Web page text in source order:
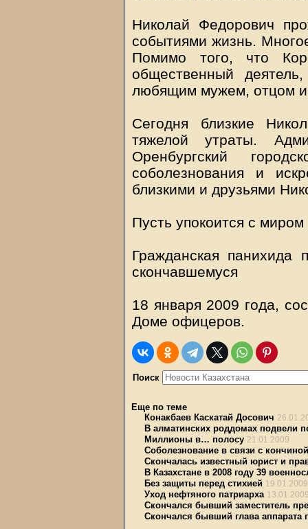
Николай Федорович
событиями жизнь.
Помимо того, что
общественный
любящим мужем, отцом
Сегодня близкие
тяжелой утраты.
Оренбургский
соболезнования и
близкими и друзьями
Пусть упокоится с
Гражданская панихида
скончавшемуся
18 января 2009 года,
Доме офицеров.
Поиск
Еще по теме
Конакбаев Каскатай Досович
В алматинских роддомах подвели
Миллионы в… полосу 21.01.2009
Соболезнование в связи с
Скончалась известный юрист и
В Казахстане в 2008 году 39
Без защиты перед стихией 19.01.2009
Уход нефтяного патриарха
Скончался бывший заместитель
Скончался бывший глава аппарата